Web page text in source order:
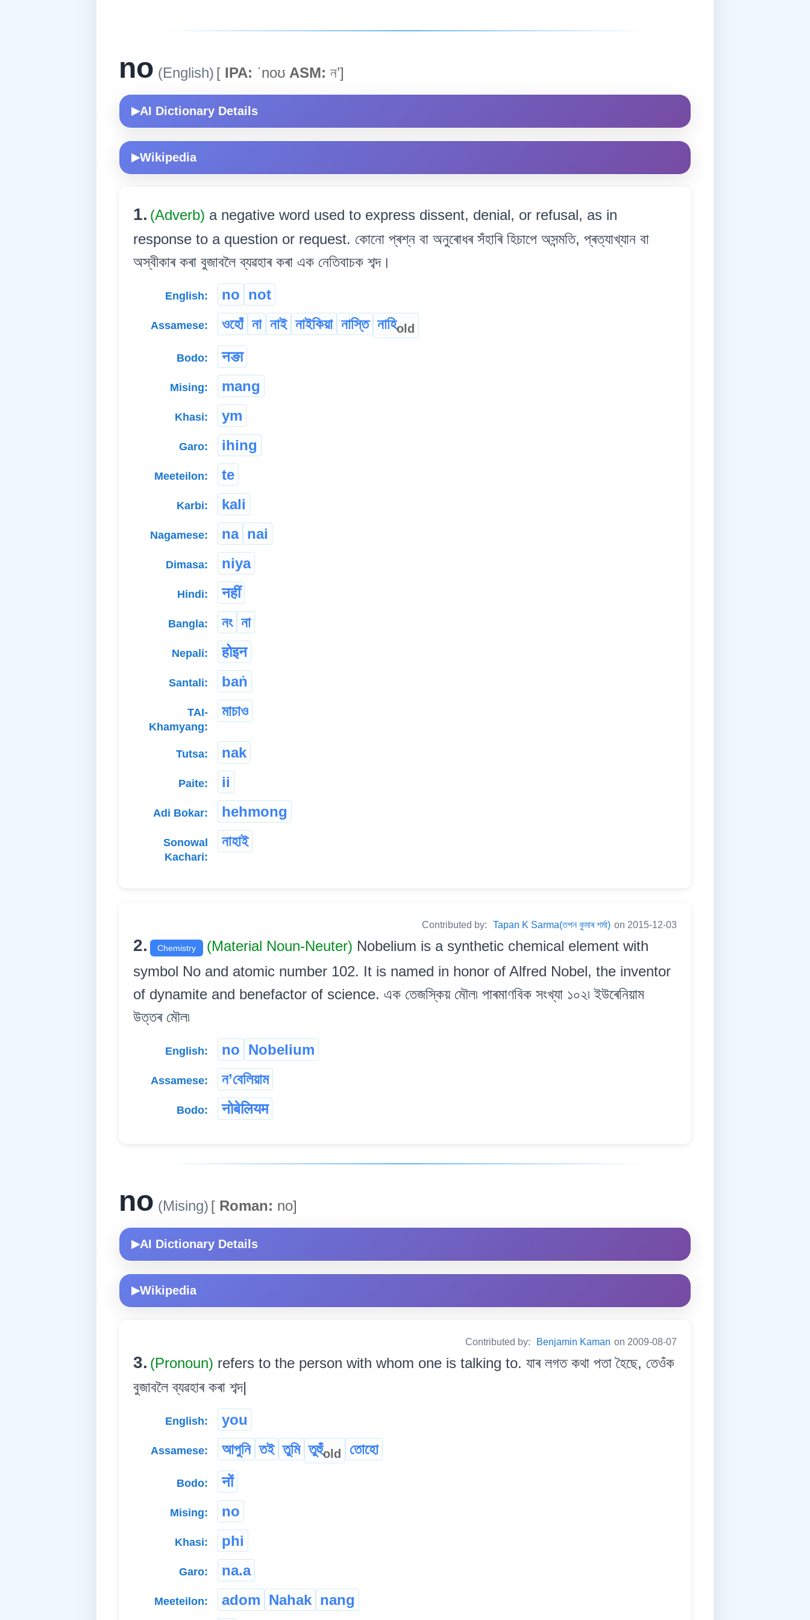
no (English) [ IPA: ˈnoʊ ASM: ন’]
▶AI Dictionary Details
▶Wikipedia
1. (Adverb) a negative word used to express dissent, denial, or refusal, as in
response to a question or request. কোনো প্ৰশ্ন বা অনুৰোধৰ সঁহাৰি হিচাপে অসন্মতি, প্ৰত্যাখ্যান বা
অস্বীকাৰ কৰা বুজাবলৈ ব্যৱহাৰ কৰা এক নেতিবাচক শব্দ।
English: no not
Assamese: ওহোঁ না নাই নাইকিয়া নাস্তি নাহিold
Bodo: नङा
Mising: mang
Khasi: ym
Garo: ihing
Meeteilon: te
Karbi: kali
Nagamese: na nai
Dimasa: niya
Hindi: नहीं
Bangla: নং না
Nepali: होइन
Santali: baṅ
TAI-
Khamyang:
মাচাও
Tutsa: nak
Paite: ii
Adi Bokar: hehmong
Sonowal
Kachari:
নাহাই
Contributed by: Tapan K Sarma(তপন কুমাৰ শৰ্মা) on 2015-12-03
2. Chemistry (Material Noun-Neuter) Nobelium is a synthetic chemical element with
symbol No and atomic number 102. It is named in honor of Alfred Nobel, the inventor
of dynamite and benefactor of science. এক তেজস্কিয় মৌল৷ পাৰমাণবিক সংখ্যা ১০২৷ ইউৰেনিয়াম
উত্তৰ মৌল৷
English: no Nobelium
Assamese: ন’বেলিয়াম
Bodo: नोबेलियम
no (Mising) [ Roman: no]
▶AI Dictionary Details
▶Wikipedia
Contributed by: Benjamin Kaman on 2009-08-07
3. (Pronoun) refers to the person with whom one is talking to. যাৰ লগত কথা পতা হৈছে, তেওঁক
বুজাবলৈ ব্যৱহাৰ কৰা শব্দ|
English: you
Assamese: আপুনি তই তুমি তুহুঁold তোহো
Bodo: नों
Mising: no
Khasi: phi
Garo: na.a
Meeteilon: adom Nahak nang